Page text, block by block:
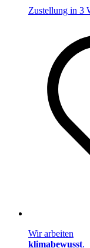
Zustellung in 3
Wir arbeiten
klimabewusst.